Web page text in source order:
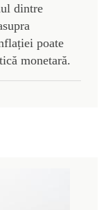
dintre
poate
monetară.